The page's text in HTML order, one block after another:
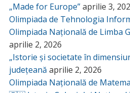
„Made for Europe”aprilie 3,
Olimpiada de Tehnologia
Olimpiada Națională de Limba
aprilie 2, 2026
„Istorie și societate în
județeană aprilie 2, 2026
Olimpiada Națională de